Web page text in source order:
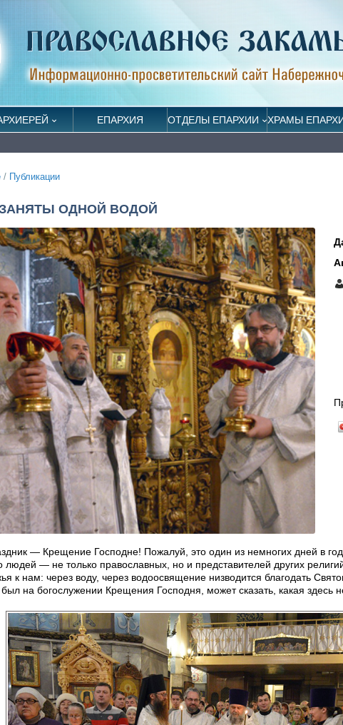
ЕПАРХИЯ ОТДЕЛЫ ЕПАРХИИ ХРАМЫ
/ Публикации
ОДНОЙ ВОДОЙ
— Крещение Господне! Пожалуй, это один из немногих дней в
людей — не только православных, но и представителей других
к нам: через воду, через водоосвящение низводится благодать
на богослужении Крещения Господня, может сказать, какая здесь